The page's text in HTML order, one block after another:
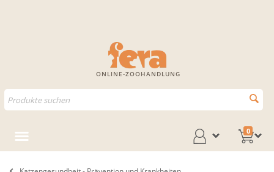
ONLINE-ZOOHANDLUNG
0